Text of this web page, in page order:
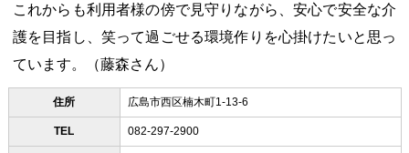
これからも利用者様の傍で見守りながら、安心で安全な介
護を目指し、笑って過ごせる環境作りを心掛けたいと思っ
ています。（藤森さん）
住所 広島市西区楠木町1-13-6
TEL 082-297-2900